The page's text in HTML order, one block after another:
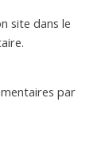
site dans le
par